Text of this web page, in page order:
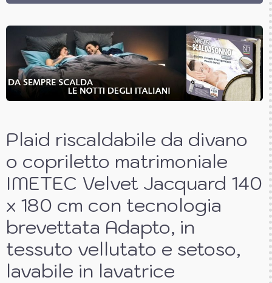
Plaid riscaldabile da divano
o copriletto matrimoniale
IMETEC Velvet Jacquard 140
x 180 cm con tecnologia
brevettata Adapto, in
tessuto vellutato e setoso,
lavabile in lavatrice